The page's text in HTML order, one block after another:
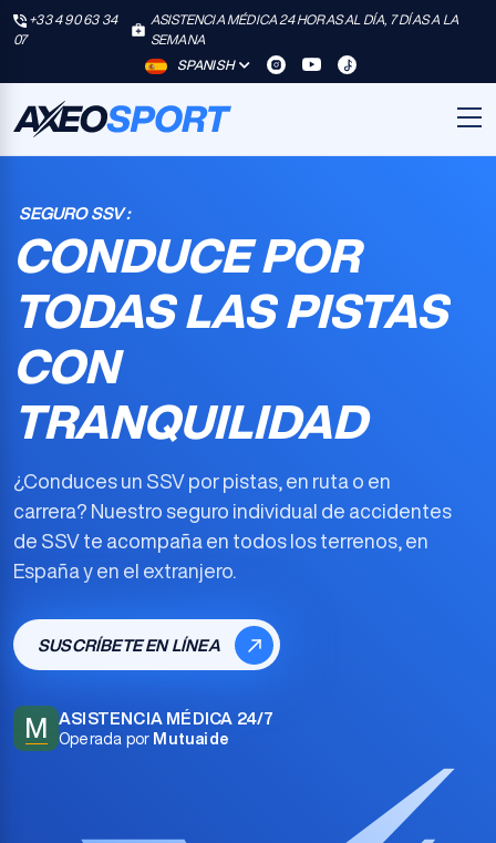
+33 4 90 63 34
07
ASISTENCIA MÉDICA 24 HORAS AL DÍA, 7 DÍAS A LA
SEMANA
SPANISH
SEGURO SSV :
CONDUCE POR
TODAS LAS PISTAS
CON
TRANQUILIDAD
¿Conduces un SSV por pistas, en ruta o en
carrera? Nuestro seguro individual de accidentes
de SSV te acompaña en todos los terrenos, en
España y en el extranjero.
SUSCRÍBETE EN LÍNEA
M ASISTENCIA MÉDICA 24/7
Operada por Mutuaide